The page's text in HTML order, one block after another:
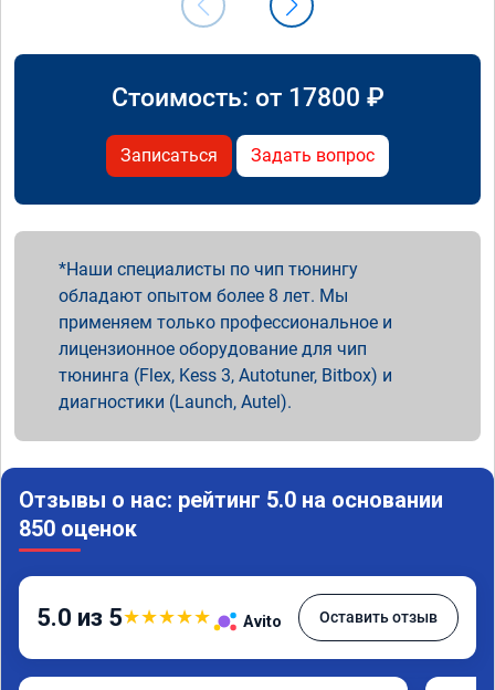
Стоимость: от 17800 ₽
Записаться Задать вопрос
Наши специалисты по чип тюнингу
обладают опытом более 8 лет. Мы
применяем только профессиональное и
лицензионное оборудование для чип
тюнинга (Flex, Kess 3, Autotuner, Bitbox) и
диагностики (Launch, Autel).
Отзывы о нас: рейтинг 5.0 на основании
850 оценок
5.0 из 5★★★★★ Avito Оставить отзыв